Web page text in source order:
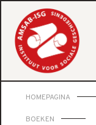
HOMEPAGINA
BOEKEN